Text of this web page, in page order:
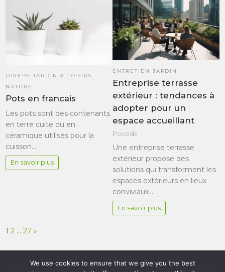
DIVERS JARDIN & LOISIRS
NATURE
Pots en francais
Les pots sont des contenants
en terre cuite ou en
céramique utilisés pour la
cuisson…
En savoir plus
ENTRETIEN JARDIN
Entreprise terrasse
extérieur : tendances à
adopter pour un
espace accueillant
Povoski
Une entreprise terrasse
extérieur propose des
solutions qui transforment les
espaces extérieurs en lieux
conviviaux.…
En savoir plus
Page:
1 2 … 27 Next
»
We use cookies to ensure that we give you the best